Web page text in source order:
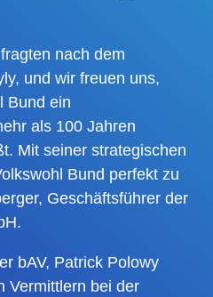
nach dem
und wir freuen uns,
Bund ein
als 100 Jahren
Mit seiner strategischen
Bund perfekt zu
Geschäftsführer der
bAV, Patrick Polowy
Vermittlern bei der